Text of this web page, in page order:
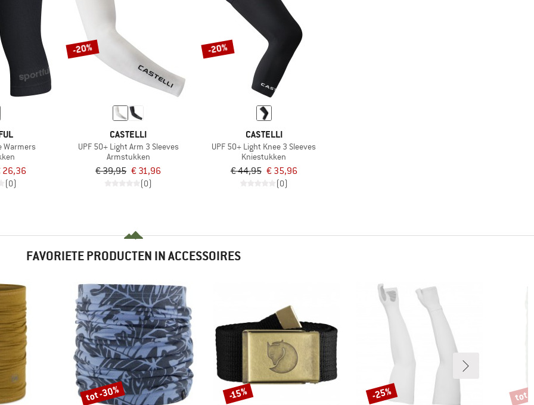
Warmers
26,36
(0)
-20%
CASTELLI
UPF 50+ Light Arm 3 Sleeves
Armstukken
€ 39,95 € 31,96
(0)
-20%
CASTELLI
UPF 50+ Light Knee 3 Sleeves
Kniestukken
€ 44,95 € 35,96
(0)
FAVORIETE PRODUCTEN IN ACCESSOIRES
Korting
tot -30% Korting
-15% Korting
-25% tot